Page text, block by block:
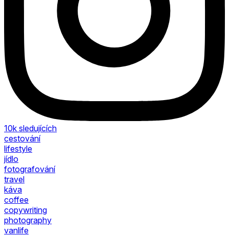
10k sledujících
cestování
lifestyle
jídlo
fotografování
travel
káva
coffee
copywriting
photography
vanlife